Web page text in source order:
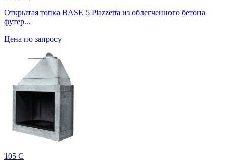
Открытая топка BASE 5 Piazzetta из облегченного бетона
футер...
Цена по запросу
105 C